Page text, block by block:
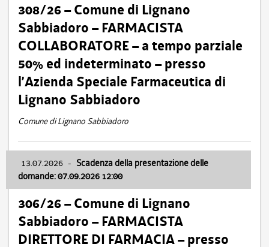
308/26 – Comune di Lignano
Sabbiadoro – FARMACISTA
COLLABORATORE – a tempo parziale
50% ed indeterminato – presso
l’Azienda Speciale Farmaceutica di
Lignano Sabbiadoro
Comune di Lignano Sabbiadoro
13.07.2026 - Scadenza della presentazione delle
domande: 07.09.2026 12:00
306/26 – Comune di Lignano
Sabbiadoro – FARMACISTA
DIRETTORE DI FARMACIA – presso